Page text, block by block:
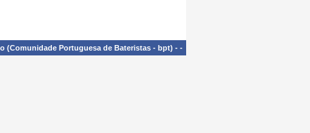
(Comunidade Portuguesa de Bateristas - bpt) - -